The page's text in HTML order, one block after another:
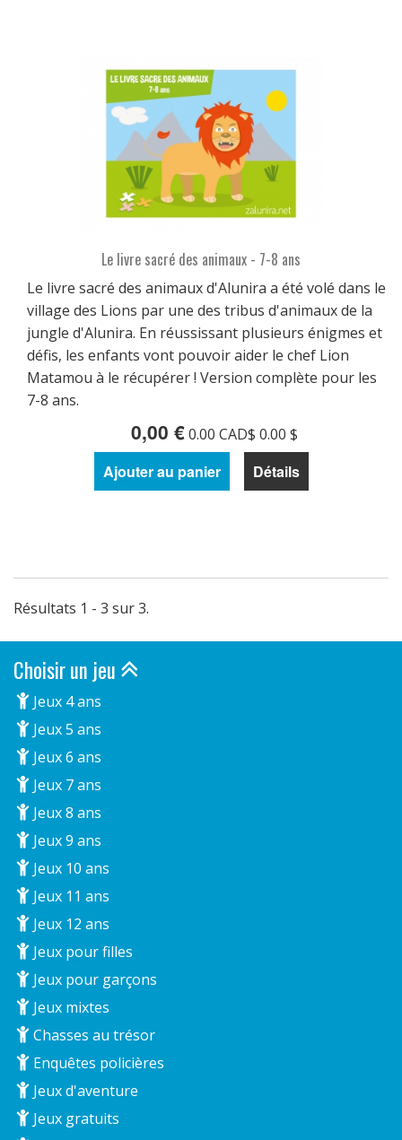
Le livre sacré des animaux - 7-8 ans
Le livre sacré des animaux d'Alunira a été volé dans le
village des Lions par une des tribus d'animaux de la
jungle d'Alunira. En réussissant plusieurs énigmes et
défis, les enfants vont pouvoir aider le chef Lion
Matamou à le récupérer ! Version complète pour les
7-8 ans.
0,00 €0.00 CAD$ 0.00 $
Ajouter au panier Détails
Résultats 1 - 3 sur 3.
Choisir un jeu
Jeux 4 ans
Jeux 5 ans
Jeux 6 ans
Jeux 7 ans
Jeux 8 ans
Jeux 9 ans
Jeux 10 ans
Jeux 11 ans
Jeux 12 ans
Jeux pour filles
Jeux pour garçons
Jeux mixtes
Chasses au trésor
Enquêtes policières
Jeux d'aventure
Jeux gratuits